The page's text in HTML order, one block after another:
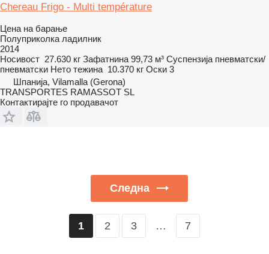
Chereau Frigo - Multi température
Цена на барање
Полуприколка ладилник
2014
Носивост 27.630 кг Зафатнина 99,73 м³ Суспензија пневматски/
пневматски Нето тежина 10.370 кг Оски 3
Шпанија, Vilamalla (Gerona)
TRANSPORTES RAMASSOT SL
Контактирајте го продавачот
Следна
1 2 3 … 7